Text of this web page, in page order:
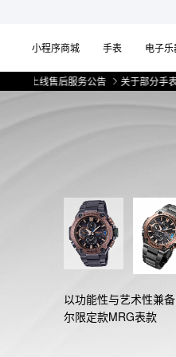
小程序商城 手表 电子乐
线售后服务公告 关于部分手表产品
以功能性与艺术性兼
尔限定款MRG表款